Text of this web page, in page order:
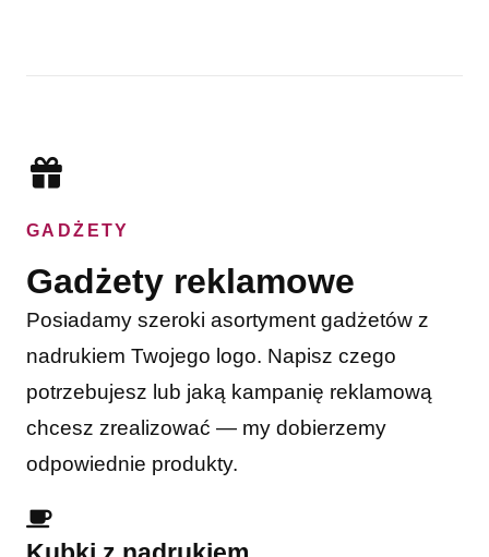
GADŻETY
Gadżety reklamowe
Posiadamy szeroki asortyment gadżetów z
nadrukiem Twojego logo. Napisz czego
potrzebujesz lub jaką kampanię reklamową
chcesz zrealizować — my dobierzemy
odpowiednie produkty.